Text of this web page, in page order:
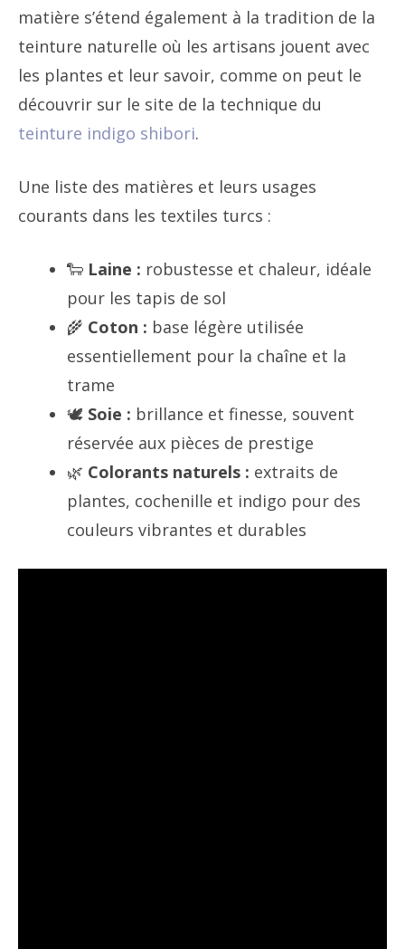
matière s’étend également à la tradition de la
teinture naturelle où les artisans jouent avec
les plantes et leur savoir, comme on peut le
découvrir sur le site de la technique du
teinture indigo shibori.
Une liste des matières et leurs usages
courants dans les textiles turcs :
🐑 Laine : robustesse et chaleur, idéale
pour les tapis de sol
🌾 Coton : base légère utilisée
essentiellement pour la chaîne et la
trame
🕊 Soie : brillance et finesse, souvent
réservée aux pièces de prestige
🌿 Colorants naturels : extraits de
plantes, cochenille et indigo pour des
couleurs vibrantes et durables